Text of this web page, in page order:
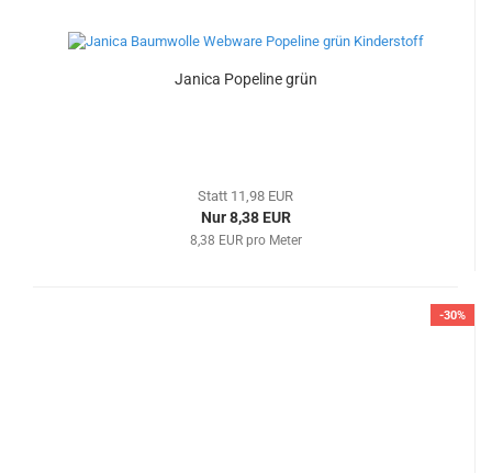
Janica Popeline grün
Statt 11,98 EUR
Nur 8,38 EUR
8,38 EUR pro Meter
-30%